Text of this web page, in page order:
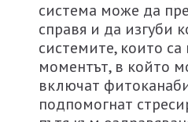
система може да
справя и да изгуби
системите, които са
моментът, в който
включат
подпомогнат